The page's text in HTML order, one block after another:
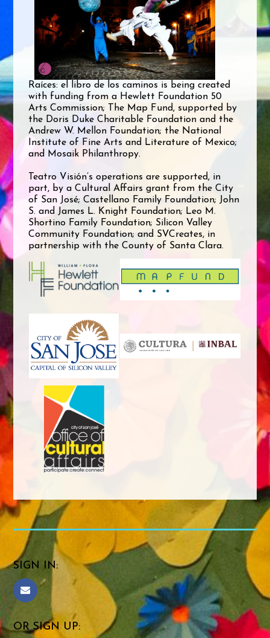
Raíces: el libro de los caminos is being created
with funding from a Hewlett Foundation 50
Arts Commission; The Map Fund, supported by
the Doris Duke Charitable Foundation and the
Andrew W. Mellon Foundation; the National
Institute of Fine Arts and Literature of Mexico;
and Mosaik Philanthropy.
Teatro Visión’s operations are supported, in
part, by a Cultural Affairs grant from the City
of San José; Castellano Family Foundation; John
S. and James L. Knight Foundation; Leo M.
Shortino Family Foundation; Silicon Valley
Community Foundation; and SVCreates, in
partnership with the County of Santa Clara.
SIGN IN:
OR SIGN UP: